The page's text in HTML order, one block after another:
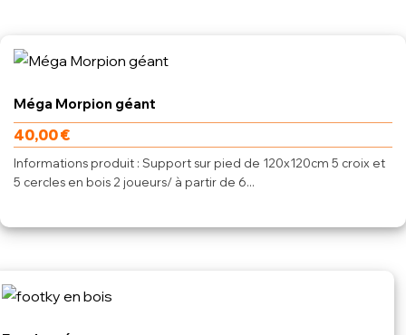
Méga Morpion géant
40,00€
Informations produit : Support sur pied de 120x120cm 5 croix et
5 cercles en bois 2 joueurs/ à partir de 6...